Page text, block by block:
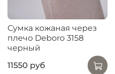
Сумка кожаная через
плечо Deboro 3158
черный
11550 руб